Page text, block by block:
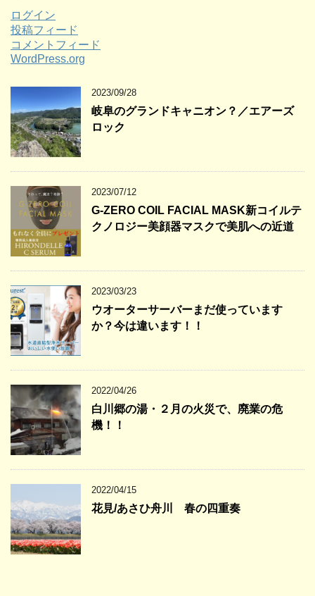
ログイン
投稿フィード
コメントフィード
WordPress.org
2023/09/28
岐阜のグランドキャニオン？／エアーズ
ロック
2023/07/12
G-ZERO COIL FACIAL MASK新コイルテ
クノロジー美顔器マスクで美肌への近道
2023/03/23
ウオーターサーバーまだ使っています
か？今は違います！！
2022/04/26
白川郷の湯・２月の火災で、廃業の危
機！！
2022/04/15
花見/あさひ舟川 春の四重奏